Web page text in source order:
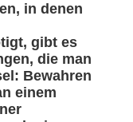
in denen
gibt es
die man
Bewahren
einem